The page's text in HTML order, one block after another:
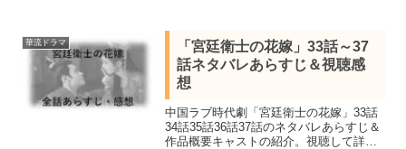
話ネタバレ感想を詳しく紹介します。
華流ドラマ
「宮廷衛士の花嫁」33話～37
話ネタバレあらすじ＆視聴感
想
中国ラブ時代劇「宮廷衛士の花嫁」33話
34話35話36話37話のネタバレあらすじ＆
作品概要キャストの紹介。視聴して詳し